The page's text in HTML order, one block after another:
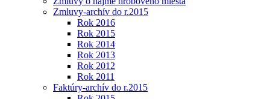
Zmluvy-archív do r.2015
Rok 2016
Rok 2015
Rok 2014
Rok 2013
Rok 2012
Rok 2011
Faktúry-archív do r.2015